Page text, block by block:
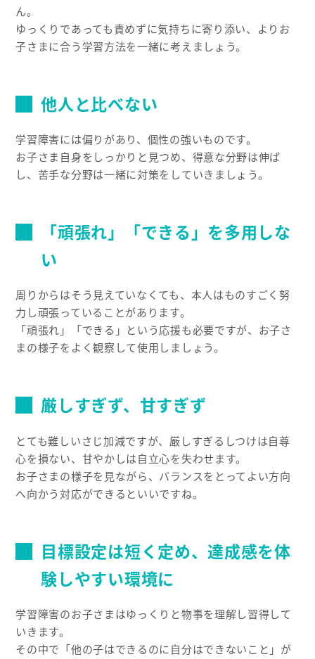
ん。
ゆっくりであっても責めずに気持ちに寄り添い、よりお
子さまに合う学習方法を一緒に考えましょう。
他人と比べない
学習障害には偏りがあり、個性の強いものです。
お子さま自身をしっかりと見つめ、得意な分野は伸ば
し、苦手な分野は一緒に対策をしていきましょう。
「頑張れ」「できる」を多用しな
い
周りからはそう見えていなくても、本人はものすごく努
力し頑張っていることがあります。
「頑張れ」「できる」という応援も必要ですが、お子さ
まの様子をよく観察して使用しましょう。
厳しすぎず、甘すぎず
とても難しいさじ加減ですが、厳しすぎるしつけは自尊
心を損ない、甘やかしは自立心を失わせます。
お子さまの様子を見ながら、バランスをとってよい方向
へ向かう対応ができるといいですね。
目標設定は短く定め、達成感を体
験しやすい環境に
学習障害のお子さまはゆっくりと物事を理解し習得して
いきます。
その中で「他の子はできるのに自分はできないこと」が